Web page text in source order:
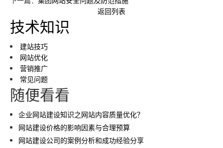
返回列表
技术知识
建站技巧
网站优化
营销推广
常见问题
随便看看
企业网站建设知识之网站内容质量优化？
网站建设价格的影响因素与合理预算
网站建设公司的案例分析和成功经验分享